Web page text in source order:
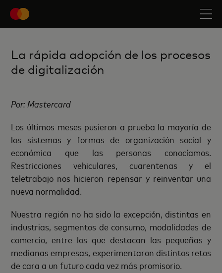
La rápida adopción de los procesos
de digitalización
Por: Mastercard
Los últimos meses pusieron a prueba la mayoría de
los sistemas y formas de organización social y
económica que las personas conocíamos.
Restricciones vehiculares, cuarentenas y el
teletrabajo nos hicieron repensar y reinventar una
nueva normalidad.
Nuestra región no ha sido la excepción, distintas en
industrias, segmentos de consumo, modalidades de
comercio, entre los que destacan las pequeñas y
medianas empresas, experimentaron distintos retos
de cara a un futuro cada vez más promisorio.